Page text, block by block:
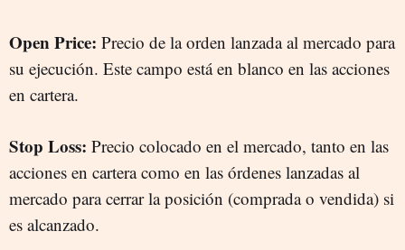
Open Price: Precio de la orden lanzada al mercado para
su ejecución. Este campo está en blanco en las acciones
en cartera.
Stop Loss: Precio colocado en el mercado, tanto en las
acciones en cartera como en las órdenes lanzadas al
mercado para cerrar la posición (comprada o vendida) si
es alcanzado.